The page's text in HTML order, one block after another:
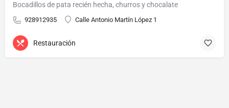
Bocadillos de pata recién hecha, churros y chocalate
928912935 Calle Antonio Martín López 1
Restauración